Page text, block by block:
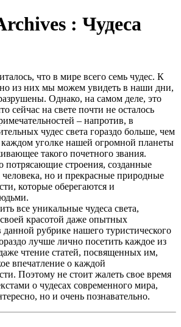
: Чудеса
что в мире всего семь чудес. К
из них мы можем увидеть в наши дни,
Однако, на самом деле, это
сейчас на свете почти не осталось
– напротив, в
чудес света гораздо больше, чем
уголке нашей огромной планеты
такого почетного звания.
потрясающие строения, созданные
человека, но и прекрасные природные
которые оберегаются и
все уникальные чудеса света,
красотой даже опытных
рубрике нашего туристического
лучше лично посетить каждое из
чтение статей, посвященных им,
впечатление о каждой
Поэтому не стоит жалеть свое время
о чудесах современного мира,
но и очень познавательно.